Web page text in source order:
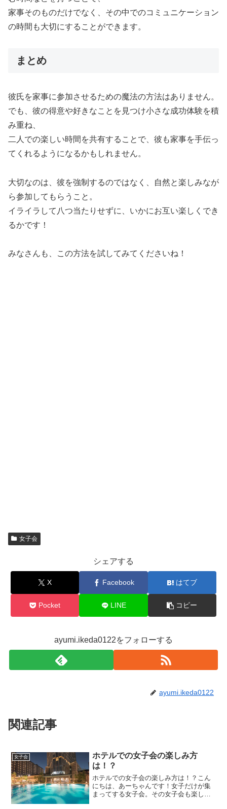
家事そのものだけでなく、その中でのコミュニケーション
の時間も大切にすることができます。
まとめ
彼氏を家事に参加させるための魔法の方法はありません。
でも、彼の得意や好きなことを見つけ小さな成功体験を積
み重ね、
二人での楽しい時間を共有することで、彼も家事を手伝っ
てくれるようになるかもしれません。
大切なのは、彼を強制するのではなく、自然と楽しみなが
ら参加してもらうこと。
イライラして八つ当たりせずに、いかにお互い楽しくでき
るかです！
みなさんも、この方法を試してみてくださいね！
女子会
シェアする
X Facebook はてブ
Pocket LINE コピー
ayumi.ikeda0122をフォローする
ayumi.ikeda0122
関連記事
女子会
ホテルでの女子会の楽しみ方
は！？
ホテルでの女子会の楽しみ方は！？こん
にちは、あーちゃんです！女子だけが集
まってする女子会。その女子会も楽しみ